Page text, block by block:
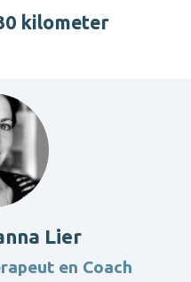
kilometer
Lier
en Coach